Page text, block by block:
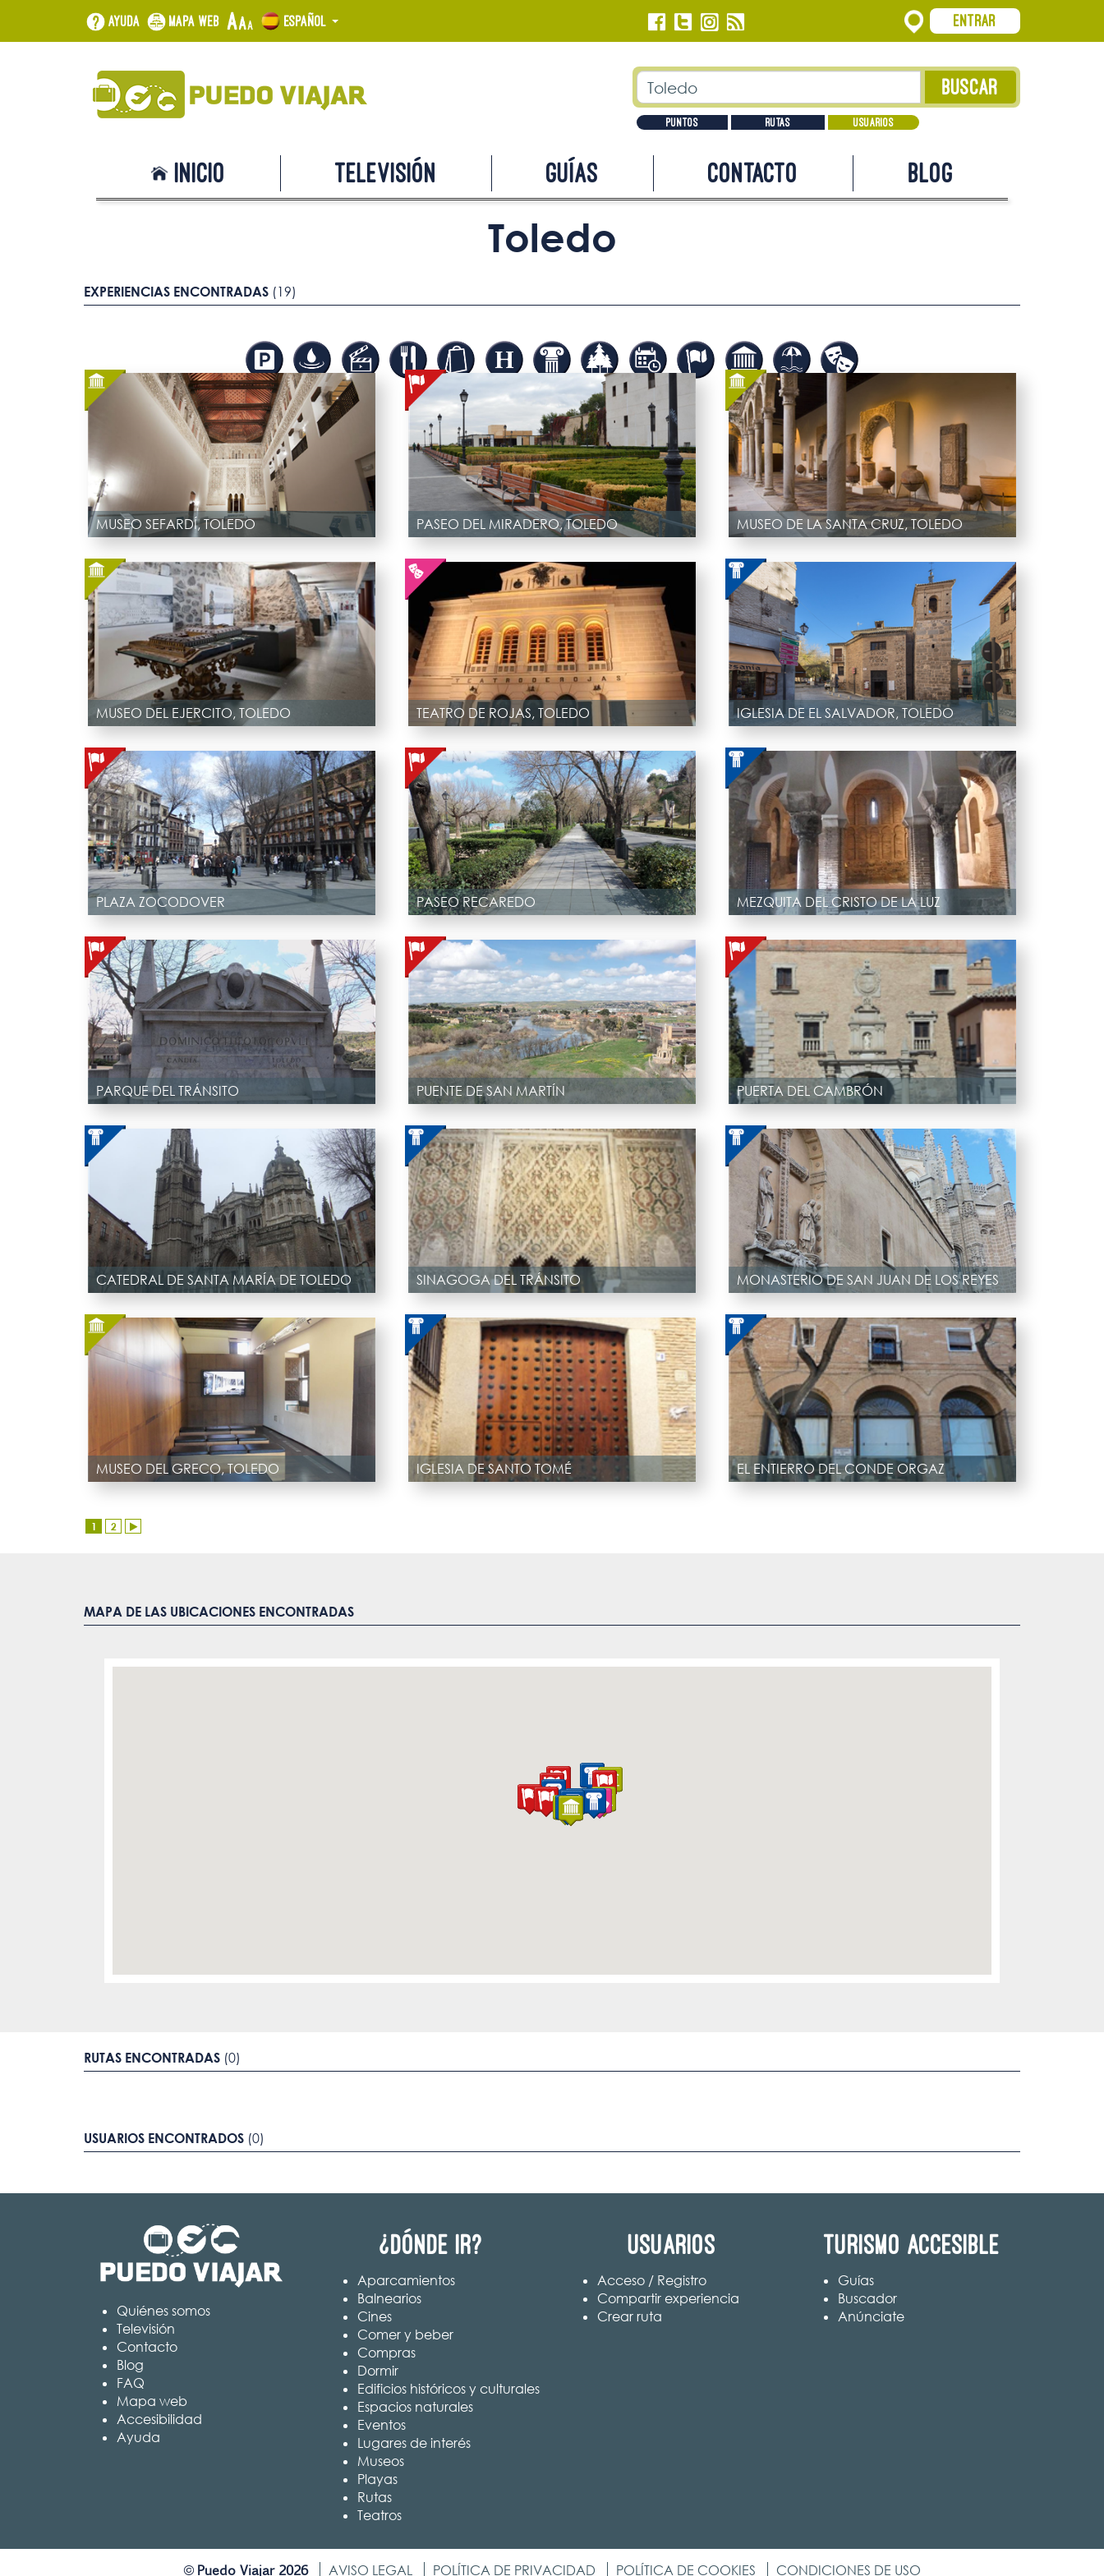
Ayuda Mapa web Español Entrar
Puntos Rutas Usuarios
Inicio Televisión Guías Contacto Blog
Toledo
EXPERIENCIAS ENCONTRADAS (19)
MUSEO SEFARDÍ, TOLEDO PASEO DEL MIRADERO, TOLEDO MUSEO DE LA SANTA CRUZ, TOLEDO
MUSEO DEL EJERCITO, TOLEDO TEATRO DE ROJAS, TOLEDO IGLESIA DE EL SALVADOR, TOLEDO
PLAZA ZOCODOVER PASEO RECAREDO MEZQUITA DEL CRISTO DE LA LUZ
PARQUE DEL TRÁNSITO PUENTE DE SAN MARTÍN PUERTA DEL CAMBRÓN
CATEDRAL DE SANTA MARÍA DE TOLEDO SINAGOGA DEL TRÁNSITO MONASTERIO DE SAN JUAN DE LOS REYES
MUSEO DEL GRECO, TOLEDO IGLESIA DE SANTO TOMÉ EL ENTIERRO DEL CONDE ORGAZ
1 2
MAPA DE LAS UBICACIONES ENCONTRADAS
RUTAS ENCONTRADAS (0)
USUARIOS ENCONTRADOS (0)
Quiénes somos
Televisión
Contacto
Blog
FAQ
Mapa web
Accesibilidad
Ayuda
¿Dónde ir?
Aparcamientos
Balnearios
Cines
Comer y beber
Compras
Dormir
Edificios históricos y culturales
Espacios naturales
Eventos
Lugares de interés
Museos
Playas
Rutas
Teatros
Usuarios
Acceso / Registro
Compartir experiencia
Crear ruta
Turismo accesible
Guías
Buscador
Anúnciate
© Puedo Viajar 2026 AVISO LEGAL POLÍTICA DE PRIVACIDAD POLÍTICA DE COOKIES CONDICIONES DE USO